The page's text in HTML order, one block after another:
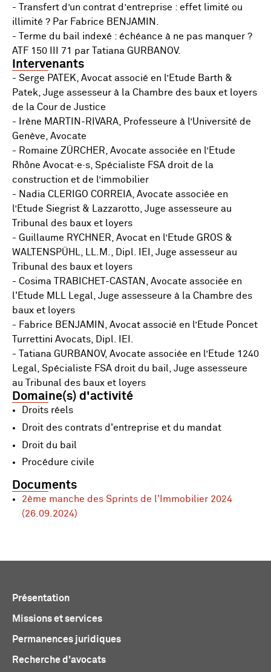
- Transfert d’un contrat d’entreprise : effet limité ou
illimité ? Par Fabrice BENJAMIN.
- Terme du bail indexé : échéance à ne pas manquer ?
ATF 150 III 71 par Tatiana GURBANOV.
Intervenants
- Serge PATEK, Avocat associé en l’Etude Barth &
Patek, Juge assesseur à la Chambre des baux et loyers
de la Cour de Justice
- Irène MARTIN-RIVARA, Professeure à l’Université de
Genève, Avocate
- Romaine ZÜRCHER, Avocate associée en l’Etude
Rhône Avocat·e·s, Spécialiste FSA droit de la
construction et de l’immobilier
- Nadia CLERIGO CORREIA, Avocate associée en
l’Etude Siegrist & Lazzarotto, Juge assesseure au
Tribunal des baux et loyers
- Guillaume RYCHNER, Avocat en l’Etude GROS &
WALTENSPÜHL, LL.M., Dipl. IEI, Juge assesseur au
Tribunal des baux et loyers
- Cosima TRABICHET-CASTAN, Avocate associée en
l'Etude MLL Legal, Juge assesseure à la Chambre des
baux et loyers
- Fabrice BENJAMIN, Avocat associé en l’Etude Poncet
Turrettini Avocats, Dipl. IEI.
- Tatiana GURBANOV, Avocate associée en l’Etude 1240
Legal, Spécialiste FSA droit du bail, Juge assesseure
au Tribunal des baux et loyers
Domaine(s) d'activité
Droits réels
Droit des contrats d'entreprise et du mandat
Droit du bail
Procédure civile
Documents
2ème manche des Sprints de l'Immobilier 2024
(26.09.2024)
Présentation
Missions et services
Permanences juridiques
Recherche d'avocats